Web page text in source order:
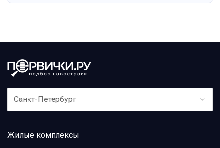
Санкт-Петербург
Жилые комплексы